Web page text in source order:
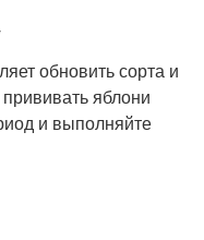
обновить сорта и
яблони
и выполняйте